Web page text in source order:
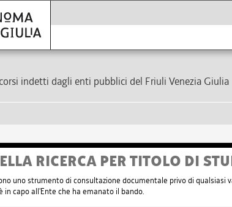
indetti dagli enti pubblici del Friuli Venezia Giulia
RICERCA PER TITOLO DI
uno strumento di consultazione documentale privo di qualsiasi
in capo all'Ente che ha emanato il bando.